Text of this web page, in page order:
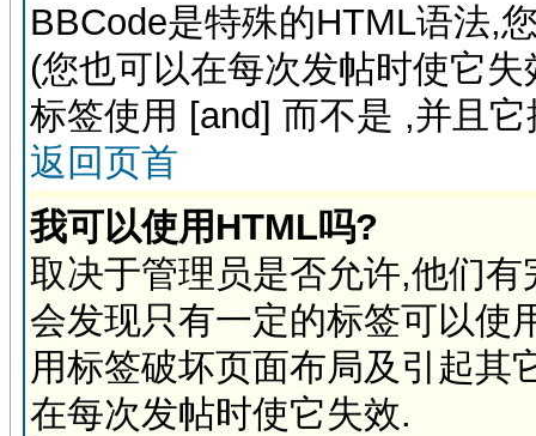
BBCode是特殊的HTML语法,
(您也可以在每次发帖时使它
标签使用 [and] 而不是 ,并且
返回页首
我可以使用HTML吗?
取决于管理员是否允许,他们
会发现只有一定的标签可以使
用标签破坏页面布局及引起其
在每次发帖时使它失效.